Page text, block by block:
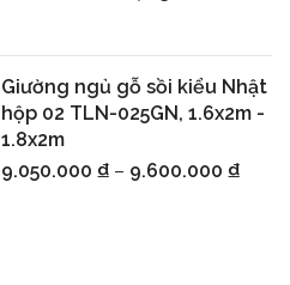
Giường ngủ gỗ sồi kiểu Nhật
hộp 02 TLN-025GN, 1.6x2m -
1.8x2m
9.050.000 ₫ – 9.600.000 ₫